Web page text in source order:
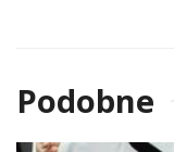
Podobne